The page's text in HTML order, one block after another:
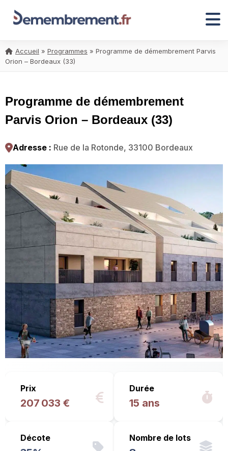
Accueil » Programmes » Programme de démembrement Parvis
Orion – Bordeaux (33)
Programme de démembrement
Parvis Orion – Bordeaux (33)
Adresse : Rue de la Rotonde, 33100 Bordeaux
Prix
207 033 €
Durée
15 ans
Décote Nombre de lots